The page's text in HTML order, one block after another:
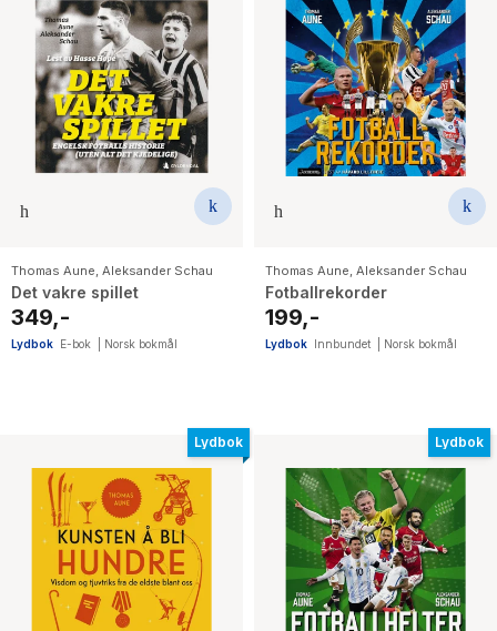
Thomas Aune, Aleksander Schau
Det vakre spillet
349,-
Lydbok E-bok Norsk bokmål
Thomas Aune, Aleksander Schau
Fotballrekorder
199,-
Lydbok Innbundet Norsk bokmål
Lydbok Lydbok